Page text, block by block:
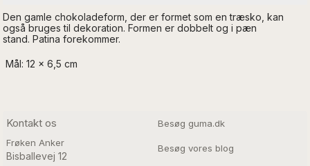
Den gamle chokoladeform, der er formet som en træsko, kan
også bruges til dekoration. Formen er dobbelt og i pæn
stand. Patina forekommer.
Mål: 12 x 6,5 cm
Kontakt os
Frøken Anker
Bisballevej 12
Besøg guma.dk
Besøg vores blog